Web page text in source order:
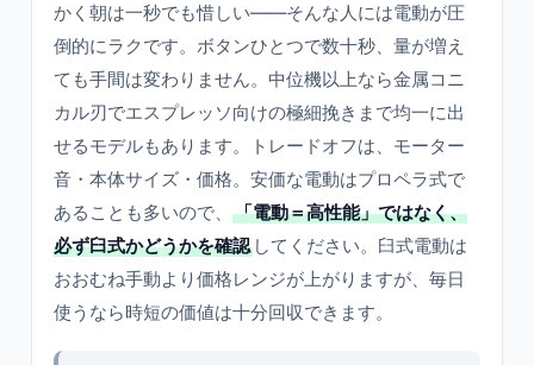
かく朝は一秒でも惜しい——そんな人には電動が圧
倒的にラクです。ボタンひとつで数十秒、量が増え
ても手間は変わりません。中位機以上なら金属コニ
カル刃でエスプレッソ向けの極細挽きまで均一に出
せるモデルもあります。トレードオフは、モーター
音・本体サイズ・価格。安価な電動はプロペラ式で
あることも多いので、
「電動＝高性能」ではなく、
必ず臼式かどうかを確認 してください。臼式電動は
おおむね手動より価格レンジが上がりますが、毎日
使うなら時短の価値は十分回収できます。